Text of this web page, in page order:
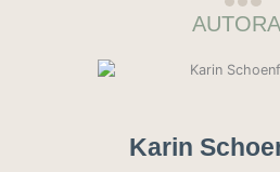
Karin